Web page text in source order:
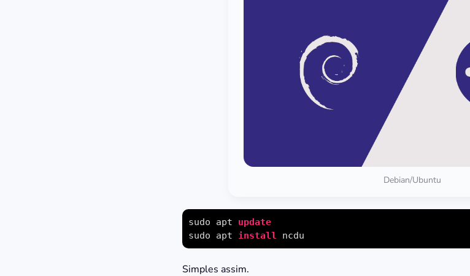
Debian/Ubuntu
sudo apt update
sudo apt install
Simples assim.